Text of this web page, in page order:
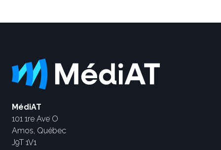
MédiAT
101 1re Ave O
Amos, Québec
J9T 1V1